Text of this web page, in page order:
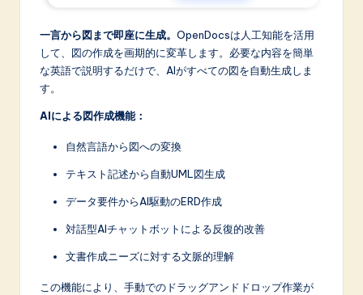
一言から図まで即座に生成。 OpenDocsは人工知能を活用
して、図の作成を画期的に変革します。必要な内容を簡単
な英語で説明するだけで、AIがすべての図を自動生成しま
す。
AIによる図作成機能：
自然言語から図への変換
テキスト記述から自動UML図生成
データ要件からAI駆動のERD作成
対話型AIチャットボットによる反復的改善
文書作成ニーズに対する文脈的理解
この機能により、手動でのドラッグアンドドロップ作業が